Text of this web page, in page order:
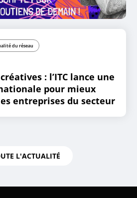
du réseau
: l’ITC lance une
pour mieux
entreprises du secteur
L'ACTUALITÉ